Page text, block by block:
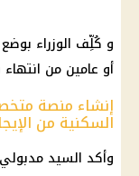
و كُلِّف الوزراء
أو عامين من
إنشاء منصة
السكنية من
وأكد السيد